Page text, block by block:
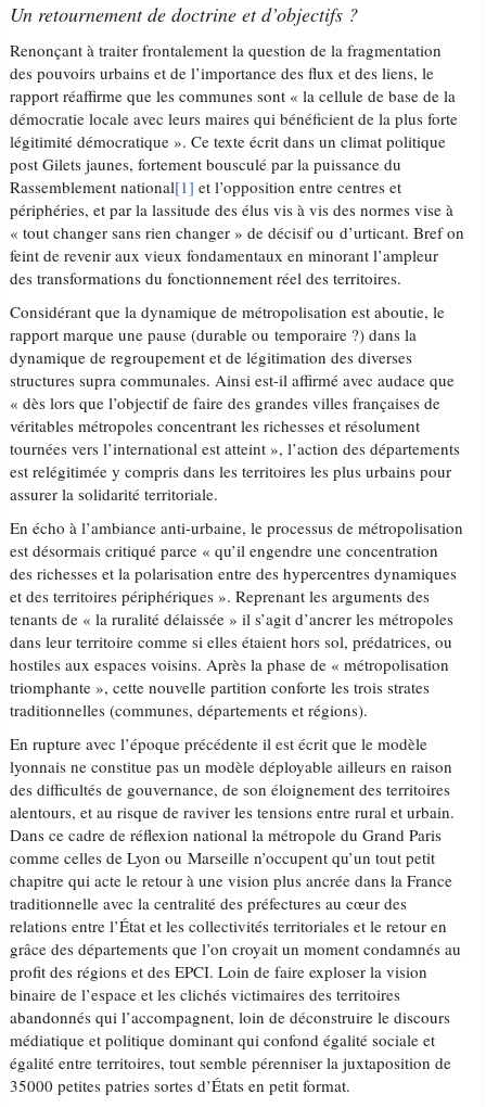
Un retournement de doctrine et d’objectifs ?
Renonçant à traiter frontalement la question de la fragmentation
des pouvoirs urbains et de l’importance des flux et des liens, le
rapport réaffirme que les communes sont « la cellule de base de la
démocratie locale avec leurs maires qui bénéficient de la plus forte
légitimité démocratique ». Ce texte écrit dans un climat politique
post Gilets jaunes, fortement bousculé par la puissance du
Rassemblement national[1] et l’opposition entre centres et
périphéries, et par la lassitude des élus vis à vis des normes vise à
« tout changer sans rien changer » de décisif ou d’urticant. Bref on
feint de revenir aux vieux fondamentaux en minorant l’ampleur
des transformations du fonctionnement réel des territoires.
Considérant que la dynamique de métropolisation est aboutie, le
rapport marque une pause (durable ou temporaire ?) dans la
dynamique de regroupement et de légitimation des diverses
structures supra communales. Ainsi est-il affirmé avec audace que
« dès lors que l’objectif de faire des grandes villes françaises de
véritables métropoles concentrant les richesses et résolument
tournées vers l’international est atteint », l’action des départements
est relégitimée y compris dans les territoires les plus urbains pour
assurer la solidarité territoriale.
En écho à l’ambiance anti-urbaine, le processus de métropolisation
est désormais critiqué parce « qu’il engendre une concentration
des richesses et la polarisation entre des hypercentres dynamiques
et des territoires périphériques ». Reprenant les arguments des
tenants de « la ruralité délaissée » il s’agit d’ancrer les métropoles
dans leur territoire comme si elles étaient hors sol, prédatrices, ou
hostiles aux espaces voisins. Après la phase de « métropolisation
triomphante », cette nouvelle partition conforte les trois strates
traditionnelles (communes, départements et régions).
En rupture avec l’époque précédente il est écrit que le modèle
lyonnais ne constitue pas un modèle déployable ailleurs en raison
des difficultés de gouvernance, de son éloignement des territoires
alentours, et au risque de raviver les tensions entre rural et urbain.
Dans ce cadre de réflexion national la métropole du Grand Paris
comme celles de Lyon ou Marseille n’occupent qu’un tout petit
chapitre qui acte le retour à une vision plus ancrée dans la France
traditionnelle avec la centralité des préfectures au cœur des
relations entre l’État et les collectivités territoriales et le retour en
grâce des départements que l’on croyait un moment condamnés au
profit des régions et des EPCI. Loin de faire exploser la vision
binaire de l’espace et les clichés victimaires des territoires
abandonnés qui l’accompagnent, loin de déconstruire le discours
médiatique et politique dominant qui confond égalité sociale et
égalité entre territoires, tout semble pérenniser la juxtaposition de
35000 petites patries sortes d’États en petit format.